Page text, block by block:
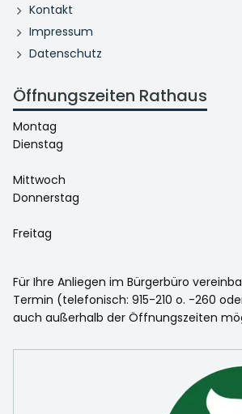
Kontakt
Impressum
Datenschutz
Öffnungszeiten Rathaus
Montag
Dienstag
Mittwoch
Donnerstag
Freitag
Für Ihre Anliegen im Bürgerbüro
Termin (telefonisch: 915-210 o. -260
auch außerhalb der Öffnungszeiten